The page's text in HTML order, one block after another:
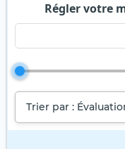
Régler votre
Trier par :